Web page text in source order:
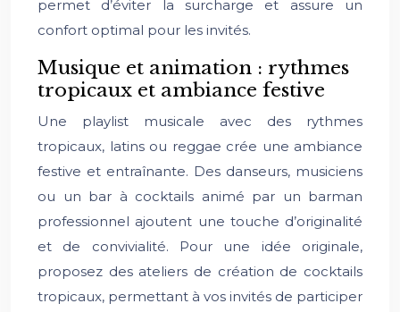
permet d’éviter la surcharge et assure un
confort optimal pour les invités.
Musique et animation : rythmes
tropicaux et ambiance festive
Une playlist musicale avec des rythmes
tropicaux, latins ou reggae crée une ambiance
festive et entraînante. Des danseurs, musiciens
ou un bar à cocktails animé par un barman
professionnel ajoutent une touche d’originalité
et de convivialité. Pour une idée originale,
proposez des ateliers de création de cocktails
tropicaux, permettant à vos invités de participer